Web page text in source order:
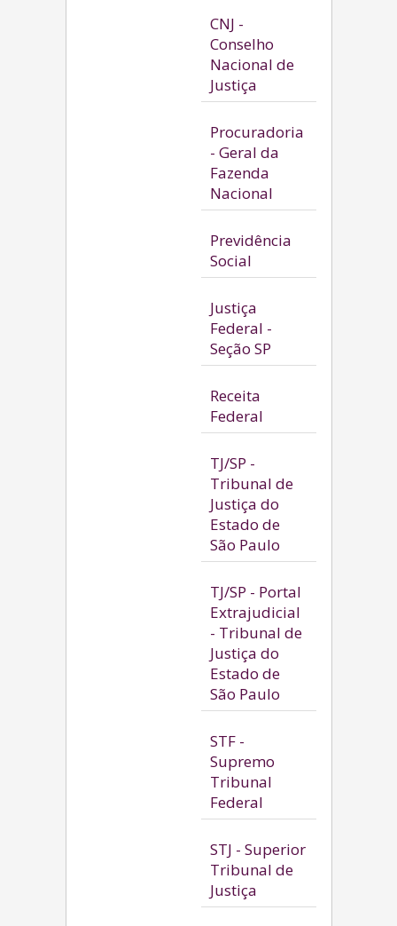
CNJ -
Conselho
Nacional de
Justiça
Procuradoria
- Geral da
Fazenda
Nacional
Previdência
Social
Justiça
Federal -
Seção SP
Receita
Federal
TJ/SP -
Tribunal de
Justiça do
Estado de
São Paulo
TJ/SP - Portal
Extrajudicial
- Tribunal de
Justiça do
Estado de
São Paulo
STF -
Supremo
Tribunal
Federal
STJ - Superior
Tribunal de
Justiça